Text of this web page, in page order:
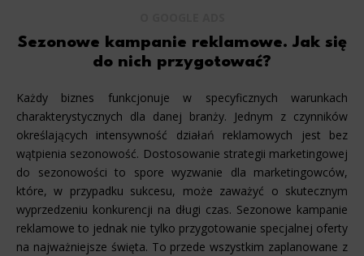
Sezonowe kampanie reklamowe. Jak się
do nich przygotować?
Każdy biznes funkcjonuje w specyficznych warunkach
charakterystycznych dla danej branży. Jednym z czynników
określających intensywność działań reklamowych jest bez
wątpienia sezonowość. Dostosowanie strategii marketingowej
do sezonowości to spore wyzwanie dla marketingowców,
które, w przypadku sukcesu, może zaważyć o skutecznym
wyprzedzeniu konkurencji na długi czas. Sezonowe kampanie
reklamowe to jednak nie tylko przygotowanie specjalnej oferty
na najważniejsze święta. To przede wszystkim zaplanowane z